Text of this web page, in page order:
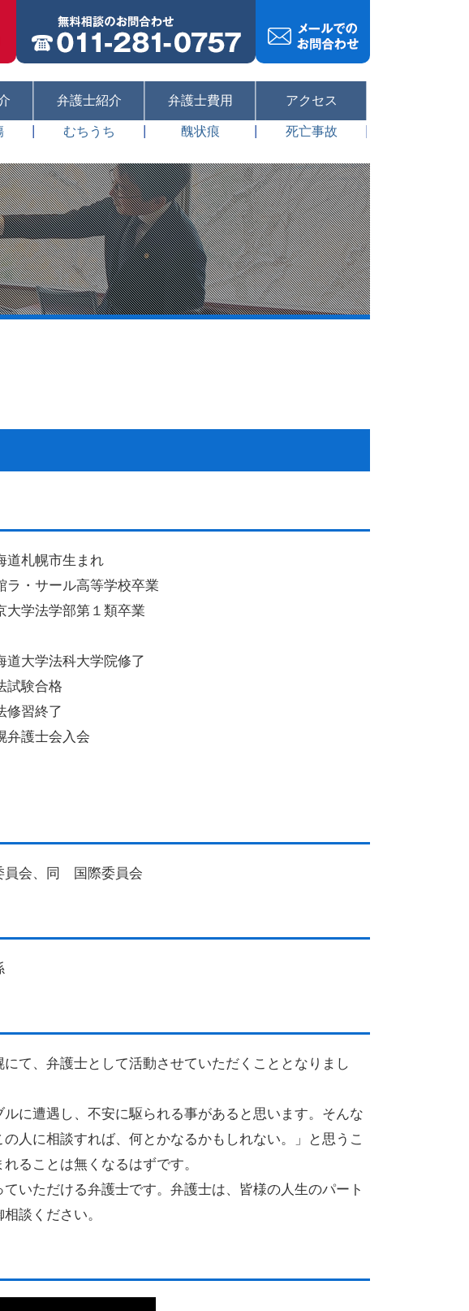
弁護士紹介 弁護士費用 アクセス
むちうち 醜状痕 死亡事故
札幌市生まれ
サール高等学校卒業
学法学部第１類卒業
大学法科大学院修了
験合格
習終了
護士会入会
員会、同 国際委員会
て、弁護士として活動させていただくこととなりまし
に遭遇し、不安に駆られる事があると思います。そんな
人に相談すれば、何とかなるかもしれない。」と思うこ
ることは無くなるはずです。
いただける弁護士です。弁護士は、皆様の人生のパート
談ください。